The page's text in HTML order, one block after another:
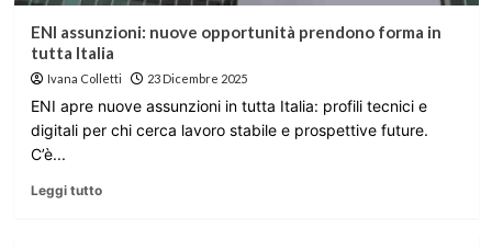
ENI assunzioni: nuove opportunità prendono forma in
tutta Italia
Ivana Colletti 23 Dicembre 2025
ENI apre nuove assunzioni in tutta Italia: profili tecnici e
digitali per chi cerca lavoro stabile e prospettive future.
C’è...
Leggi tutto